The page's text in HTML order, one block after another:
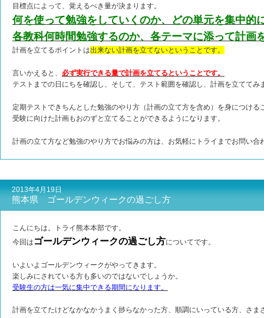
目標点によって、覚えるべき量が決まります。
何を使って勉強をしていくのか、どの単元を集中的
各教科何時間勉強するのか、各テーマに添って計画
計画を立てるポイントは出来ない計画を立てないということです。
言いかえると、 必ず実行できる量で計画を立てるということです。
テストまでの日にちを確認し、そして、テスト範囲を確認し、計画を立ててみ
定期テストできちんとした勉強のやり方（計画の立て方を含め）を身につける
受験に向けた計画もおのずと立てることができるようになります。
計画の立て方など勉強のやり方でお悩みの方は、お気軽にトライまでお問い合
2013年4月19日
熊本県 ゴールデンウィークの過ごし方
こんにちは。トライ熊本本部です。
今回は ゴールデンウィークの過ごし方についてです。
いよいよゴールデンウィークがやってきます。
楽しみにされている方も多いのではないでしょうか。
受験生の方は一気に集中できる期間になります。
計画を立てたけどなかなかうまく捗らなかった方、順調にいっている方、さま